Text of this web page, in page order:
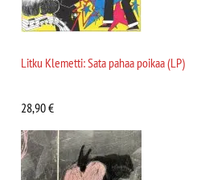
Litku Klemetti: Sata pahaa poikaa (LP)
28,90€